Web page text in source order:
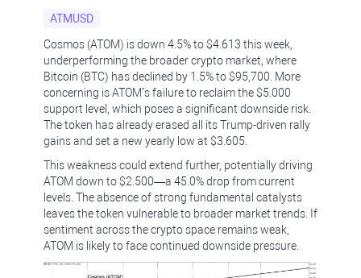
ATMUSD
Cosmos (ATOM) is down 4.5% to $4.613 this week,
underperforming the broader crypto market, where
Bitcoin (BTC) has declined by 1.5% to $95,700. More
concerning is ATOM’s failure to reclaim the $5.000
support level, which poses a significant downside risk.
The token has already erased all its Trump-driven rally
gains and set a new yearly low at $3.605.
This weakness could extend further, potentially driving
ATOM down to $2.500—a 45.0% drop from current
levels. The absence of strong fundamental catalysts
leaves the token vulnerable to broader market trends. If
sentiment across the crypto space remains weak,
ATOM is likely to face continued downside pressure.